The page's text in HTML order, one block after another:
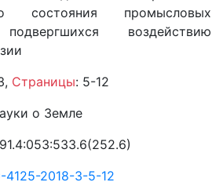
состояния промысловых
воздействию
Страницы: 5-12
о Земле
4125-2018-3-5-12